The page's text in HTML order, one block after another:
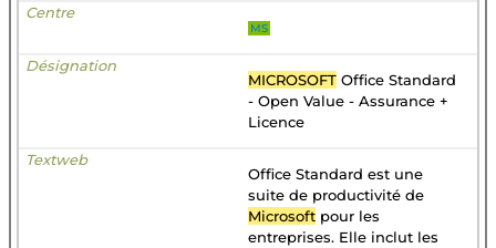
MS
MICROSOFT Office Standard
- Open Value - Assurance +
Licence
Office Standard est une
suite de productivité de
Microsoft pour les
entreprises. Elle inclut les